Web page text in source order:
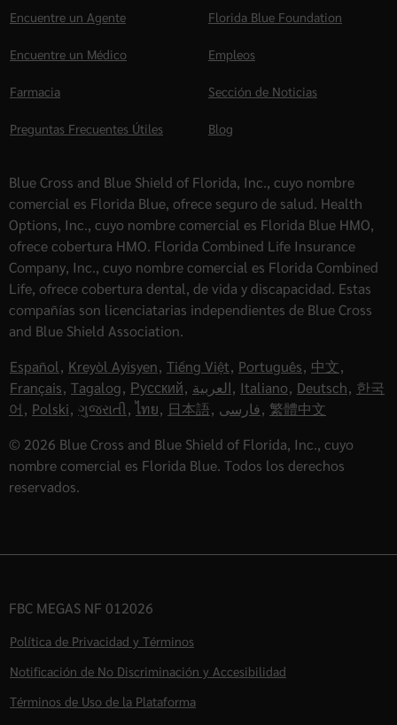
Encuentre un Agente
Encuentre un Médico
Farmacia
Preguntas Frecuentes Útiles
Florida Blue Foundation
Empleos
Sección de Noticias
Blog
Blue Cross and Blue Shield of Florida, Inc., cuyo nombre
comercial es Florida Blue, ofrece seguro de salud. Health
Options, Inc., cuyo nombre comercial es Florida Blue HMO,
ofrece cobertura HMO. Florida Combined Life Insurance
Company, Inc., cuyo nombre comercial es Florida Combined
Life, ofrece cobertura dental, de vida y discapacidad. Estas
compañías son licenciatarias independientes de Blue Cross
and Blue Shield Association.
Español, Kreyòl Ayisyen, Tiếng Việt, Português, 中文,
Français, Tagalog, Русский, العربية, Italiano, Deutsch, 한국
어, Polski, ગુજરાતી, ไทย, 日本語, فارسی, 繁體中文
© 2026 Blue Cross and Blue Shield of Florida, Inc., cuyo
nombre comercial es Florida Blue. Todos los derechos
reservados.
FBC MEGAS NF 012026
Política de Privacidad y Términos
Notificación de No Discriminación y Accesibilidad
Términos de Uso de la Plataforma